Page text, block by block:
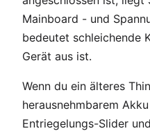
Mainboard - und
bedeutet schleichende
Gerät aus ist.
Wenn du ein älteres
herausnehmbarem
Entriegelungs-Slider